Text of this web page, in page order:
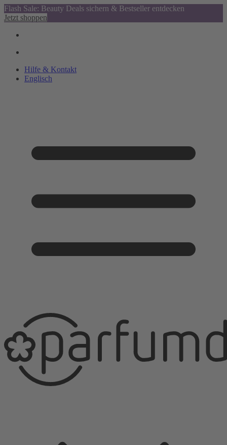
Flash Sale: Beauty Deals sichern & Bestseller entdecken
Jetzt shoppen
Hilfe & Kontakt
Englisch